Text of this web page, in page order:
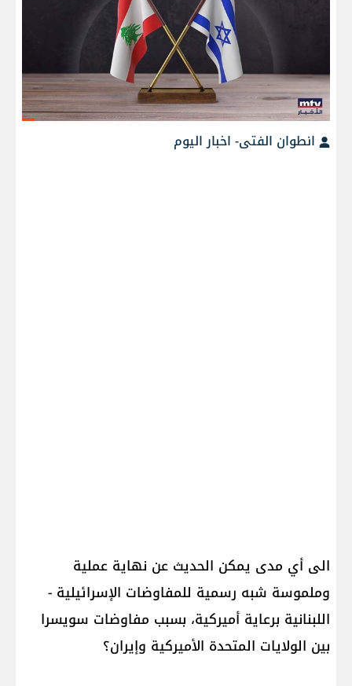
انطوان الفتى- اخبار اليوم
الى أي مدى يمكن الحديث عن نهاية عملية
وملموسة شبه رسمية للمفاوضات الإسرائيلية -
اللبنانية برعاية أميركية، بسبب مفاوضات سويسرا
بين الولايات المتحدة الأميركية وإيران؟